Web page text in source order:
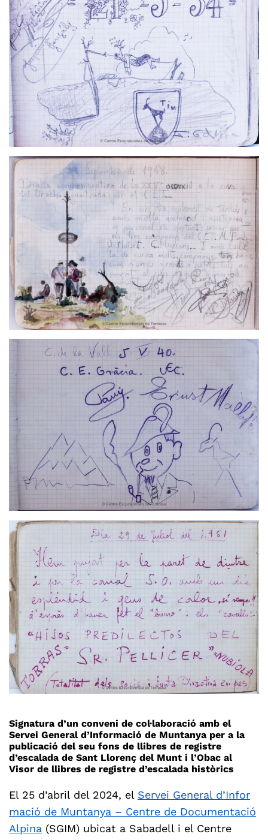
Signatura d’un conveni de col·laboració amb el
Servei General d’Informació de Muntanya per a la
publicació del seu fons de llibres de registre
d’escalada de Sant Llorenç del Munt i l’Obac al
Visor de llibres de registre d’escalada històrics
El 25 d’abril del 2024, el Servei General d’Infor
mació de Muntanya – Centre de Documentació
Alpina (SGIM) ubicat a Sabadell i el Centre